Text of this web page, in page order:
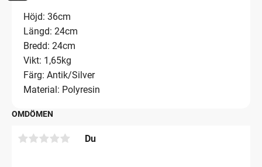
Höjd: 36cm
Längd: 24cm
Bredd: 24cm
Vikt: 1,65kg
Färg: Antik/Silver
Material: Polyresin
OMDÖMEN
Du